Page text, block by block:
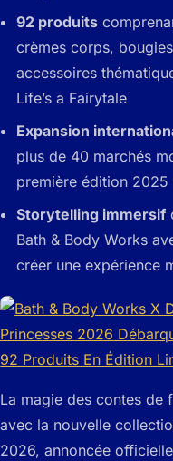
92 produits
crèmes corps,
accessoires
Life’s a Fairytale
Expansion
plus de 40 marchés
première édition 2025
Storytelling immersif
Bath & Body Works
créer une expérience
La magie des contes de
avec la nouvelle
2026, annoncée